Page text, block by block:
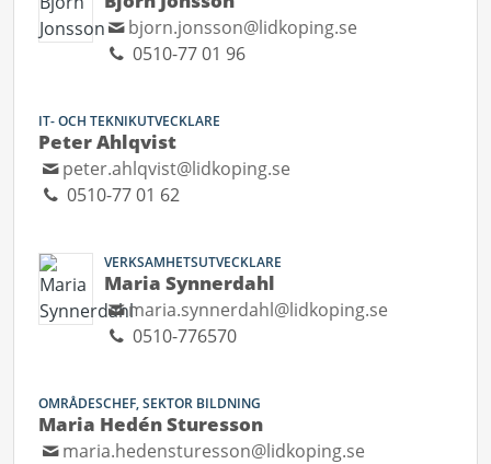
bjorn.jonsson@lidkoping.se
0510-77 01 96
IT- OCH TEKNIKUTVECKLARE
Peter Ahlqvist
peter.ahlqvist@lidkoping.se
0510-77 01 62
VERKSAMHETSUTVECKLARE
Maria Synnerdahl
maria.synnerdahl@lidkoping.se
0510-776570
OMRÅDESCHEF, SEKTOR BILDNING
Maria Hedén Sturesson
maria.hedensturesson@lidkoping.se